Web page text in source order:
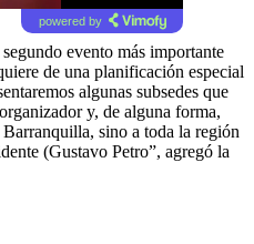
powered by
evento más importante
de una planificación especial
algunas subsedes que
y, de alguna forma,
sino a toda la región
(Gustavo Petro”, agregó la